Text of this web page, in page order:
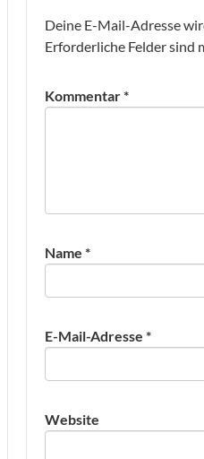
Deine E-Mail-Adresse
Erforderliche Felder sind
Kommentar*
Name *
E-Mail-Adresse *
Website